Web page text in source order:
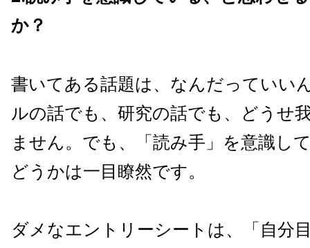
か？
書いてある話題は、なんだっていい
ルの話でも、研究の話でも、どうせ
ません。でも、「読み手」を意識し
どうかは一目瞭然です。
ダメなエントリーシートは、「自分